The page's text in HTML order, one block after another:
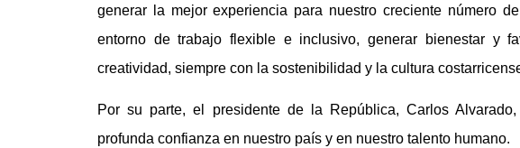
generar la mejor experiencia para nuestro creciente número
entorno de trabajo flexible e inclusivo, generar bienestar y
creatividad, siempre con la sostenibilidad y la cultura
Por su parte, el presidente de la República, Carlos
profunda confianza en nuestro país y en nuestro talento humano.